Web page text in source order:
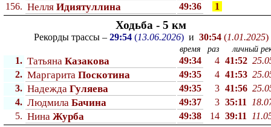
156. Нелля Идиятуллина 49:36 1
Ходьба - 5 км
Рекорды трассы – 29:54(13.06.2026)и 30:54(1.01.2025)
время раз личный
1. Татьяна Казакова 49:34 4 41:52
2. Маргарита Поскотина 49:35 4 41:53
3. Надежда Гуляева 49:35 3 41:56
4. Людмила Бачина 49:37 3 35:11
5. Нина Журба 49:38 14 39:11